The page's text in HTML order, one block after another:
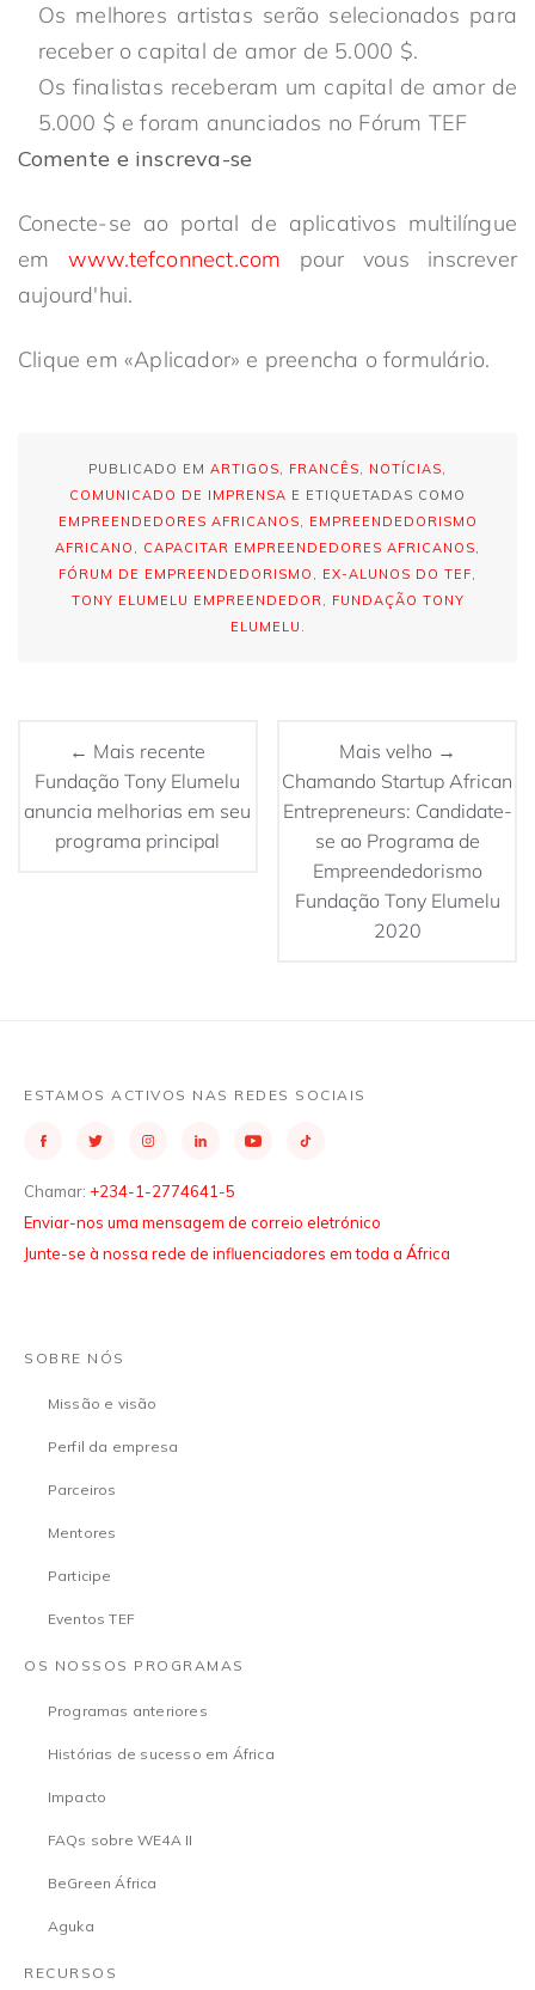
Os melhores artistas serão selecionados para
receber o capital de amor de 5.000 $.
Os finalistas receberam um capital de amor de
5.000 $ e foram anunciados no Fórum TEF
Comente e inscreva-se
Conecte-se ao portal de aplicativos multilíngue
em www.tefconnect.com pour vous inscrever
aujourd'hui.
Clique em «Aplicador» e preencha o formulário.
PUBLICADO EM ARTIGOS, FRANCÊS, NOTÍCIAS,
COMUNICADO DE IMPRENSA E ETIQUETADAS COMO
EMPREENDEDORES AFRICANOS, EMPREENDEDORISMO
AFRICANO , CAPACITAR EMPREENDEDORES AFRICANOS,
FÓRUM DE EMPREENDEDORISMO , EX-ALUNOS DO TEF,
TONY ELUMELU EMPREENDEDOR, FUNDAÇÃO TONY
ELUMELU .
← Mais recente
Fundação Tony Elumelu
anuncia melhorias em seu
programa principal
Mais velho →
Chamando Startup African
Entrepreneurs: Candidate-
se ao Programa de
Empreendedorismo
Fundação Tony Elumelu
2020
ESTAMOS ACTIVOS NAS REDES SOCIAIS
Chamar: +234-1-2774641-5
Enviar-nos uma mensagem de correio eletrónico
Junte-se à nossa rede de influenciadores em toda a África
SOBRE NÓS
Missão e visão
Perfil da empresa
Parceiros
Mentores
Participe
Eventos TEF
OS NOSSOS PROGRAMAS
Programas anteriores
Histórias de sucesso em África
Impacto
FAQs sobre WE4A II
BeGreen África
Aguka
RECURSOS